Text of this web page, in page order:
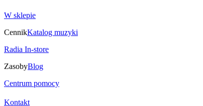
W sklepie
CennikKatalog muzyki
Radia In-store
ZasobyBlog
Centrum pomocy
Kontakt